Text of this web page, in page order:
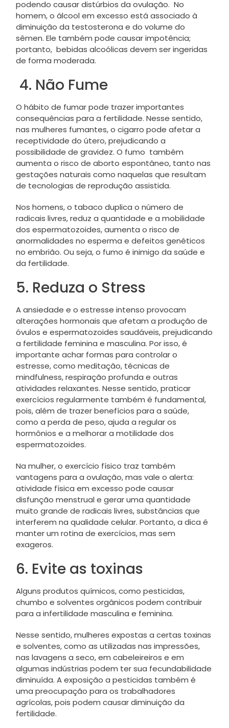
podendo causar distúrbios da ovulação. No
homem, o álcool em excesso está associado à
diminuição da testosterona e do volume do
sêmen. Ele também pode causar impotência;
portanto, bebidas alcoólicas devem ser ingeridas
de forma moderada.
4. Não Fume
O hábito de fumar pode trazer importantes
consequências para a fertilidade. Nesse sentido,
nas mulheres fumantes, o cigarro pode afetar a
receptividade do útero, prejudicando a
possibilidade de gravidez. O fumo também
aumenta o risco de aborto espontâneo, tanto nas
gestações naturais como naquelas que resultam
de tecnologias de reprodução assistida.
Nos homens, o tabaco duplica o número de
radicais livres, reduz a quantidade e a mobilidade
dos espermatozoides, aumenta o risco de
anormalidades no esperma e defeitos genéticos
no embrião. Ou seja, o fumo é inimigo da saúde e
da fertilidade.
5. Reduza o Stress
A ansiedade e o estresse intenso provocam
alterações hormonais que afetam a produção de
óvulos e espermatozoides saudáveis, prejudicando
a fertilidade feminina e masculina. Por isso, é
importante achar formas para controlar o
estresse, como meditação, técnicas de
mindfulness, respiração profunda e outras
atividades relaxantes. Nesse sentido, praticar
exercícios regularmente também é fundamental,
pois, além de trazer benefícios para a saúde,
como a perda de peso, ajuda a regular os
hormônios e a melhorar a motilidade dos
espermatozoides.
Na mulher, o exercício físico traz também
vantagens para a ovulação, mas vale o alerta:
atividade física em excesso pode causar
disfunção menstrual e gerar uma quantidade
muito grande de radicais livres, substâncias que
interferem na qualidade celular. Portanto, a dica é
manter um rotina de exercícios, mas sem
exageros.
6. Evite as toxinas
Alguns produtos químicos, como pesticidas,
chumbo e solventes orgânicos podem contribuir
para a infertilidade masculina e feminina.
Nesse sentido, mulheres expostas a certas toxinas
e solventes, como as utilizadas nas impressões,
nas lavagens a seco, em cabeleireiros e em
algumas indústrias podem ter sua fecundabilidade
diminuída. A exposição a pesticidas também é
uma preocupação para os trabalhadores
agrícolas, pois podem causar diminuição da
fertilidade.